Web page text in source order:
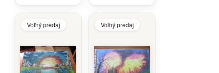
Voľný predaj Voľný predaj